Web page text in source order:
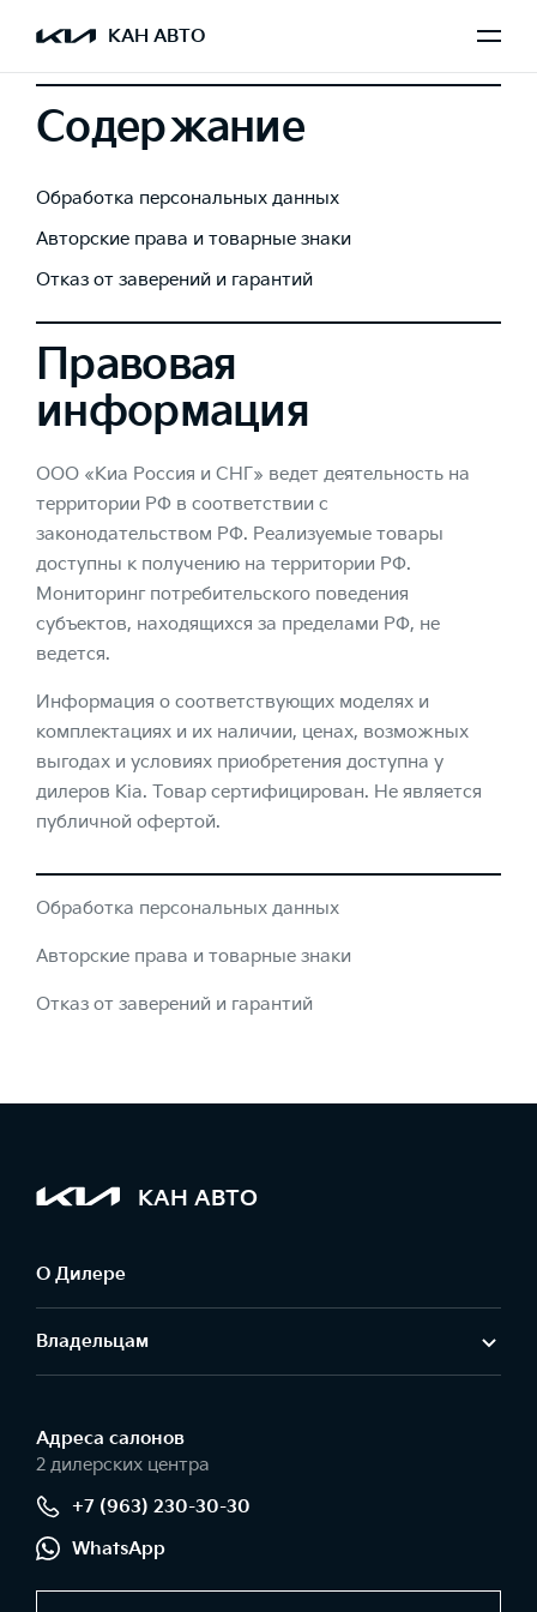
КАН АВТО
Содержание
Обработка персональных данных
Авторские права и товарные знаки
Отказ от заверений и гарантий
Правовая
информация
ООО «Киа Россия и СНГ» ведет деятельность на
территории РФ в соответствии с
законодательством РФ. Реализуемые товары
доступны к получению на территории РФ.
Мониторинг потребительского поведения
субъектов, находящихся за пределами РФ, не
ведется.
Информация о соответствующих моделях и
комплектациях и их наличии, ценах, возможных
выгодах и условиях приобретения доступна у
дилеров Kia. Товар сертифицирован. Не является
публичной офертой.
Обработка персональных данных
Авторские права и товарные знаки
Отказ от заверений и гарантий
КАН АВТО
О Дилере
Владельцам
Адреса салонов
2 дилерских центра
+7 (963) 230-30-30
WhatsApp